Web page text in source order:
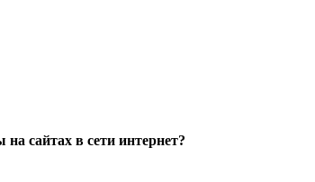
сайтах в сети интернет?